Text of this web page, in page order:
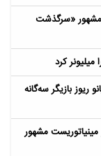
مشهور «سرگذشت
ریوز بازیگر سه‌گانه
مشهور